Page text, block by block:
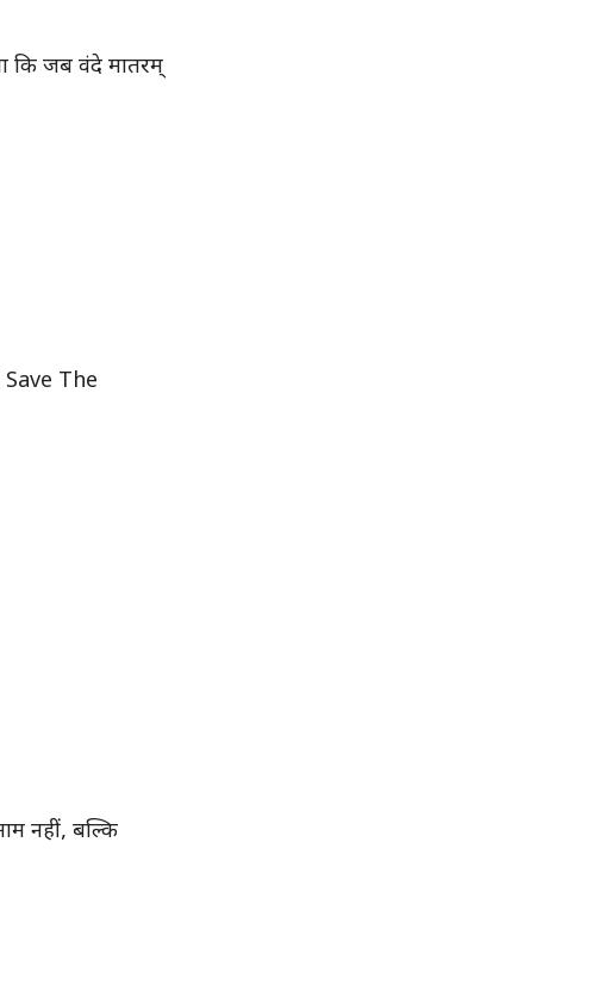
कि जब वंदे मातरम्
Save The
नहीं, बल्कि